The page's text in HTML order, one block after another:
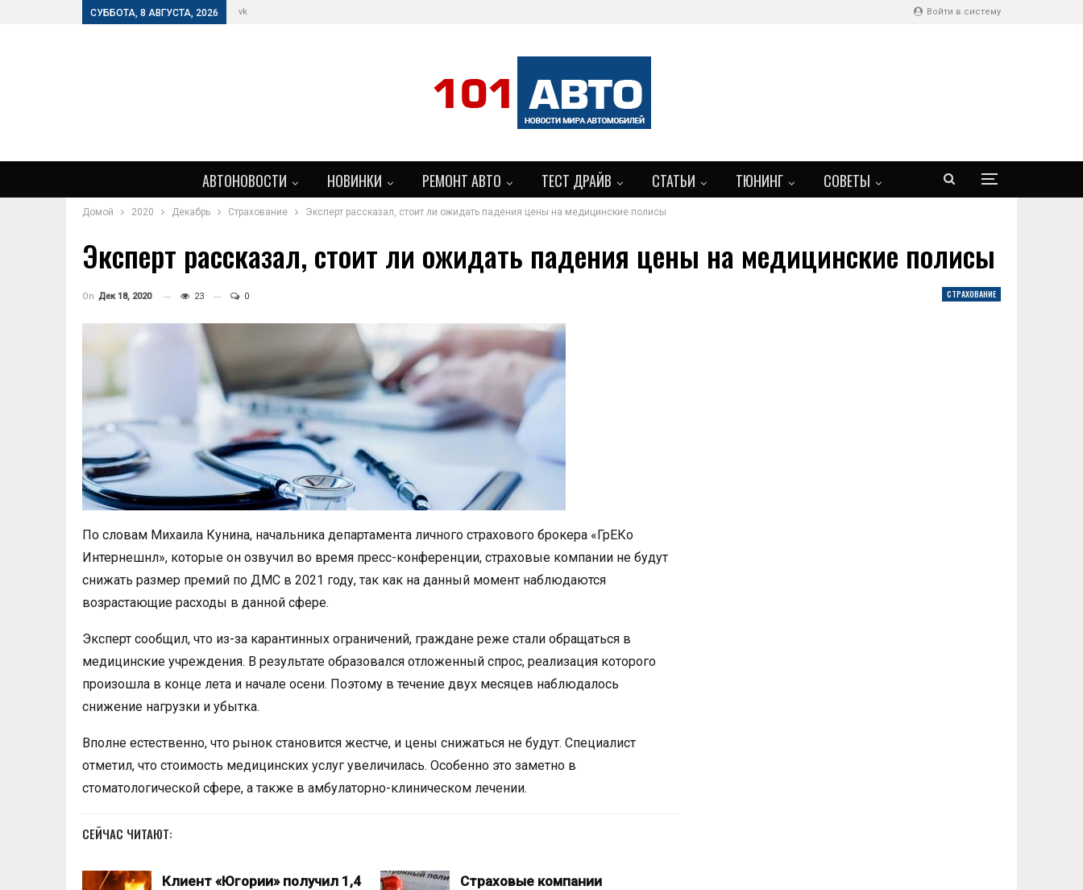
Войти в систему
СУББОТА, 8 АВГУСТА, 2026 vk
АВТОНОВОСТИ НОВИНКИ РЕМОНТ АВТО ТЕСТ ДРАЙВ СТАТЬИ ТЮНИНГ
СОВЕТЫ
БОЛЬШЕ
Домой 2020 Декабрь Страхование Эксперт рассказал, стоит ли ожидать падения цены на медицинские полисы
Эксперт рассказал, стоит ли ожидать падения цены на медицинские полисы
СТРАХОВАНИЕ
On Дек 18, 2020 23 0
По словам Михаила Кунина, начальника департамента личного страхового брокера «ГрЕКо
Интернешнл», которые он озвучил во время пресс-конференции, страховые компании не будут
снижать размер премий по ДМС в 2021 году, так как на данный момент наблюдаются
возрастающие расходы в данной сфере.
Эксперт сообщил, что из-за карантинных ограничений, граждане реже стали обращаться в
медицинские учреждения. В результате образовался отложенный спрос, реализация которого
произошла в конце лета и начале осени. Поэтому в течение двух месяцев наблюдалось
снижение нагрузки и убытка.
Вполне естественно, что рынок становится жестче, и цены снижаться не будут. Специалист
отметил, что стоимость медицинских услуг увеличилась. Особенно это заметно в
стоматологической сфере, а также в амбулаторно-клиническом лечении.
СЕЙЧАС ЧИТАЮТ:
Клиент «Югории» получил 1,4
Страховые компании